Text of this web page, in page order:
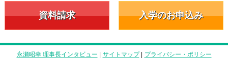
資料請求 入学のお申込み
永瀬昭幸 理事長インタビュー | サイトマップ| プライバシー・ポリシー